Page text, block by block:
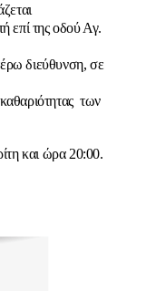
επί της οδού Αγ.
διεύθυνση, σε
των
και ώρα 20:00.